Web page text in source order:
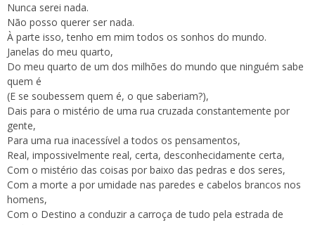
Nunca serei nada.
Não posso querer ser nada.
À parte isso, tenho em mim todos os sonhos do mundo.
Janelas do meu quarto,
Do meu quarto de um dos milhões do mundo que ninguém sabe
quem é
(E se soubessem quem é, o que saberiam?),
Dais para o mistério de uma rua cruzada constantemente por
gente,
Para uma rua inacessível a todos os pensamentos,
Real, impossivelmente real, certa, desconhecidamente certa,
Com o mistério das coisas por baixo das pedras e dos seres,
Com a morte a por umidade nas paredes e cabelos brancos nos
homens,
Com o Destino a conduzir a carroça de tudo pela estrada de